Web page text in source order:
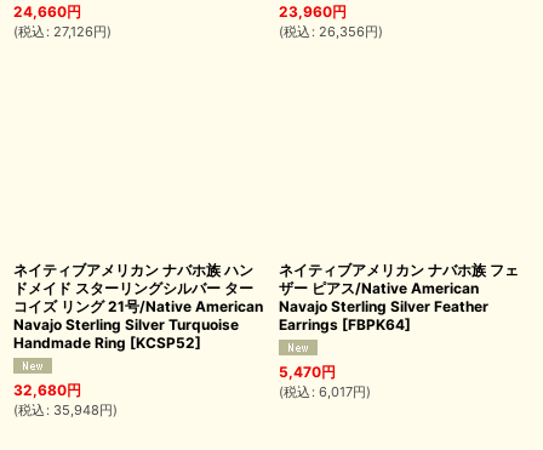
24,660円
(税込 : 27,126円)
23,960円
(税込 : 26,356円)
ネイティブアメリカン ナバホ族 ハン
ドメイド スターリングシルバー ター
コイズ リング 21号/Native American
Navajo Sterling Silver Turquoise
Handmade Ring [KCSP52]
32,680円
(税込 : 35,948円)
ネイティブアメリカン ナバホ族 フェ
ザー ピアス/Native American
Navajo Sterling Silver Feather
Earrings [FBPK64]
5,470円
(税込 : 6,017円)